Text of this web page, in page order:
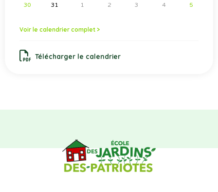
30 31 1 2 3 4 5
Voir le calendrier complet >
Télécharger le calendrier